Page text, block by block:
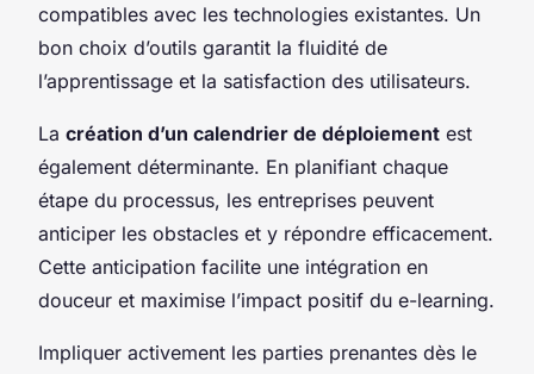
compatibles avec les technologies existantes. Un
bon choix d’outils garantit la fluidité de
l’apprentissage et la satisfaction des utilisateurs.
La création d’un calendrier de déploiement est
également déterminante. En planifiant chaque
étape du processus, les entreprises peuvent
anticiper les obstacles et y répondre efficacement.
Cette anticipation facilite une intégration en
douceur et maximise l’impact positif du e-learning.
Impliquer activement les parties prenantes dès le